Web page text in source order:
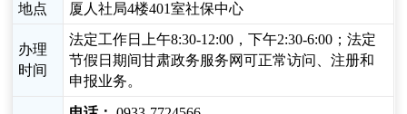
地点
厦人社局4楼401室社保中心
办理
时间
法定工作日上午8:30-12:00，下午2:30-6:00；法定
节假日期间甘肃政务服务网可正常访问、注册和
申报业务。